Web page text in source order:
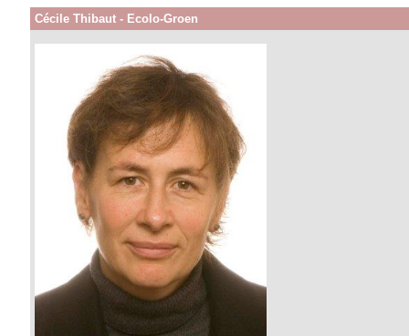
Cécile Thibaut - Ecolo-Groen